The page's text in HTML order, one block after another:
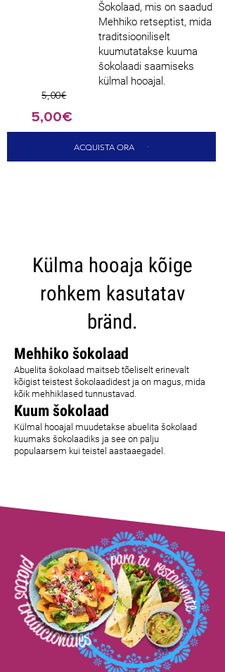
Šokolaad, mis on saadud
Mehhiko retseptist, mida
traditsiooniliselt
kuumutatakse kuuma
šokolaadi saamiseks
külmal hooajal.
5,00€
5,00€
ACQUISTA ORA
Külma hooaja kõige
rohkem kasutatav
bränd.
Mehhiko šokolaad
Abuelita šokolaad maitseb tõeliselt erinevalt
kõigist teistest šokolaadidest ja on magus, mida
kõik mehhiklased tunnustavad.
Kuum šokolaad
Külmal hooajal muudetakse abuelita šokolaad
kuumaks šokolaadiks ja see on palju
populaarsem kui teistel aastaaegadel.